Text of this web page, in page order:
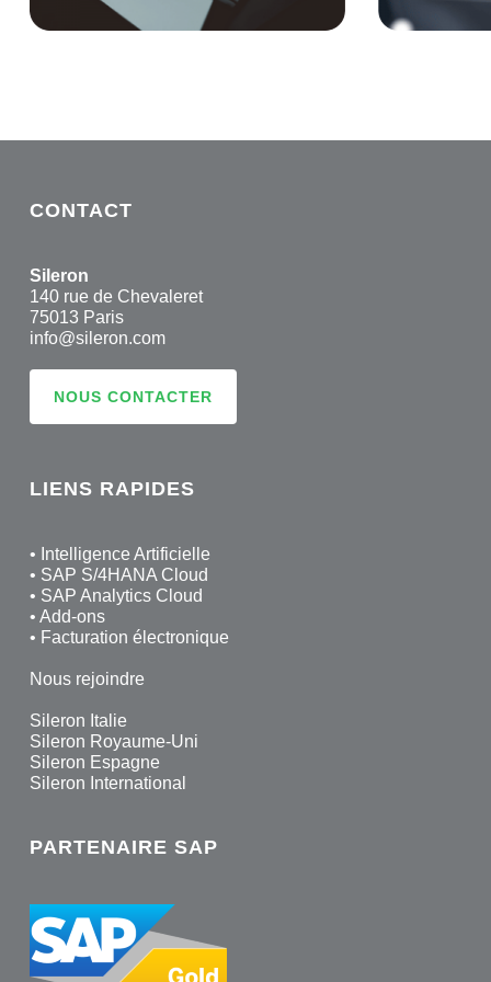
CONTACT
Sileron
140 rue de Chevaleret
75013 Paris
info@sileron.com
NOUS CONTACTER
LIENS RAPIDES
• Intelligence Artificielle
• SAP S/4HANA Cloud
• SAP Analytics Cloud
• Add-ons
• Facturation électronique
Nous rejoindre
Sileron Italie
Sileron Royaume-Uni
Sileron Espagne
Sileron International
PARTENAIRE SAP